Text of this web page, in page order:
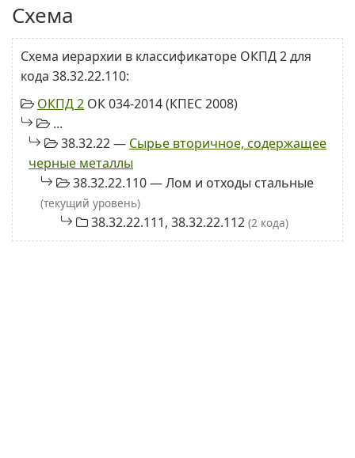
Схема
Схема иерархии в классификаторе ОКПД 2 для
кода 38.32.22.110:
ОКПД 2 ОК 034-2014 (КПЕС 2008)
...
38.32.22 — Сырье вторичное, содержащее
черные металлы
38.32.22.110 — Лом и отходы стальные
(текущий уровень)
38.32.22.111, 38.32.22.112 (2 кода)